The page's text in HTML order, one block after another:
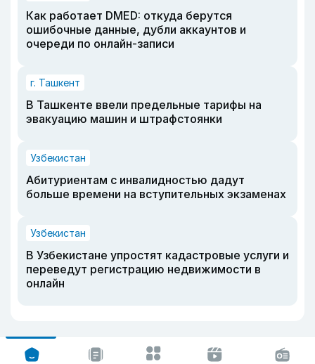
Как работает DMED: откуда берутся
ошибочные данные, дубли аккаунтов и
очереди по онлайн-записи
г. Ташкент
В Ташкенте ввели предельные тарифы на
эвакуацию машин и штрафстоянки
Узбекистан
Абитуриентам с инвалидностью дадут
больше времени на вступительных экзаменах
Узбекистан
В Узбекистане упростят кадастровые услуги и
переведут регистрацию недвижимости в
онлайн